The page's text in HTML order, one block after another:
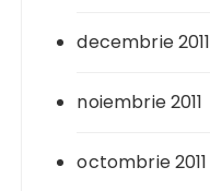
decembrie 2011
noiembrie 2011
octombrie 2011